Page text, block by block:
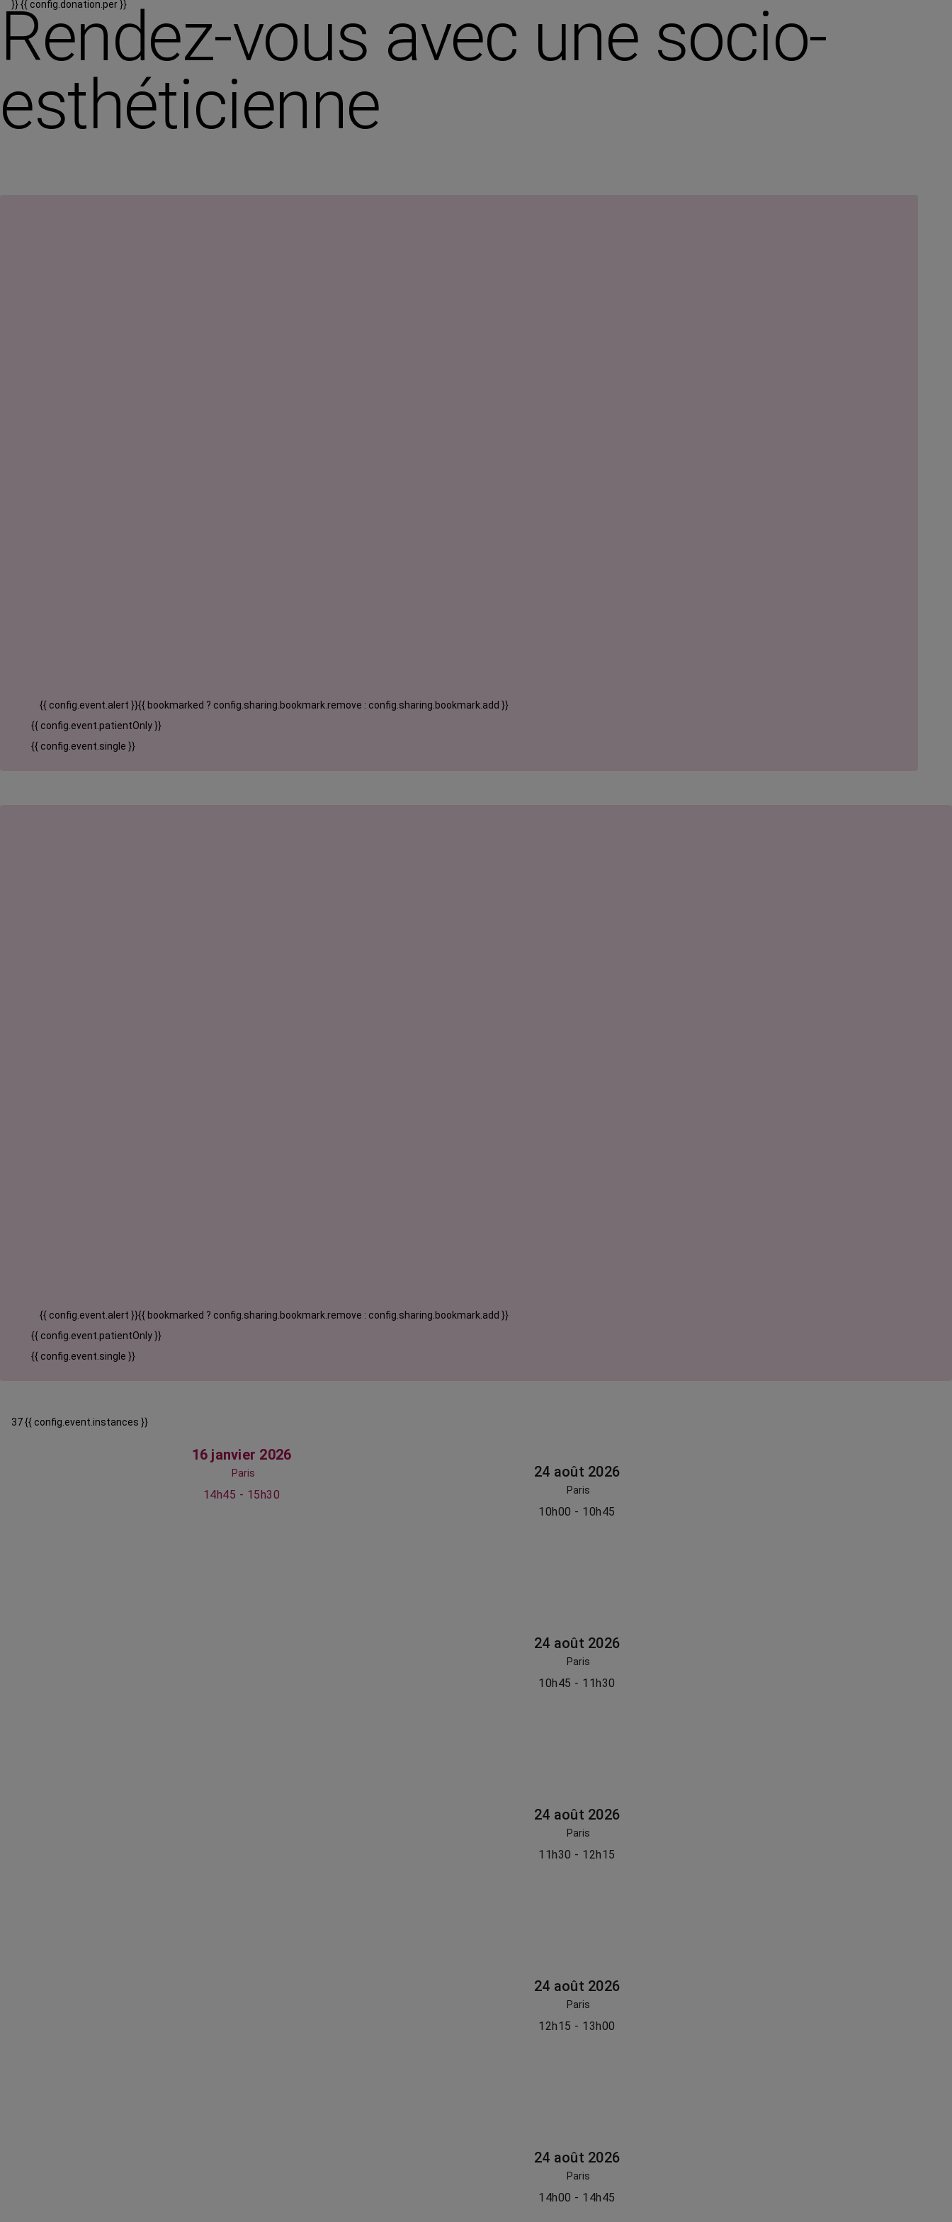
}}{{ config.donation.per }}
Rendez-vous avec une socio-
esthéticienne
{{ config.event.alert }}{{ bookmarked ? config.sharing.bookmark.remove : config.sharing.bookmark.add }}
{{ config.event.patientOnly }}
{{ config.event.single }}
{{ config.event.alert }}{{ bookmarked ? config.sharing.bookmark.remove : config.sharing.bookmark.add }}
{{ config.event.patientOnly }}
{{ config.event.single }}
37 {{ config.event.instances }}
16 janvier 2026
Paris
14h45 - 15h30
24 août 2026
Paris
10h00 - 10h45
24 août 2026
Paris
10h45 - 11h30
24 août 2026
Paris
11h30 - 12h15
24 août 2026
Paris
12h15 - 13h00
24 août 2026
Paris
14h00 - 14h45